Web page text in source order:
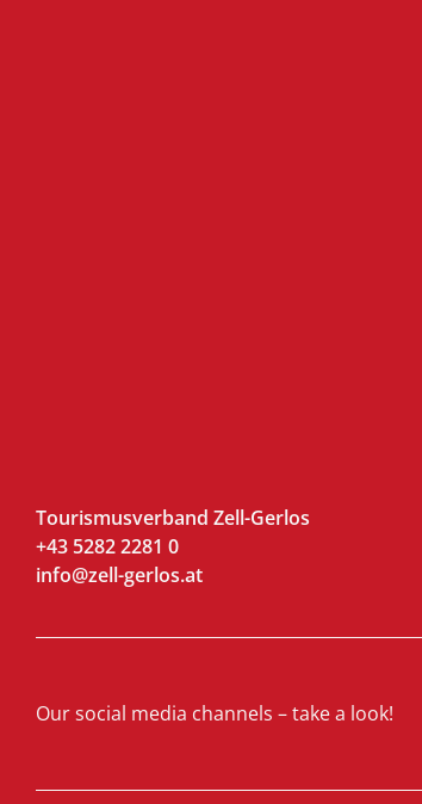
Tourismusverband Zell-Gerlos
+43 5282 2281 0
info@zell-gerlos.at
Our social media channels – take a look!